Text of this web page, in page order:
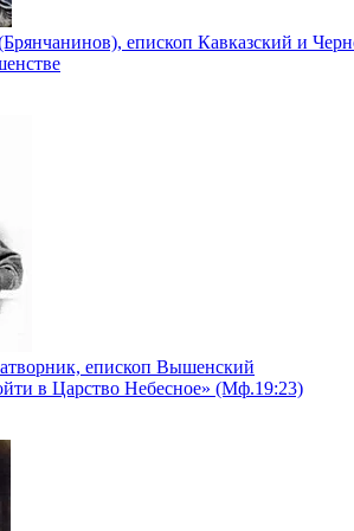
епископ Кавказский и
епископ Вышенский
в Царство Небесное» (Мф.19:23)